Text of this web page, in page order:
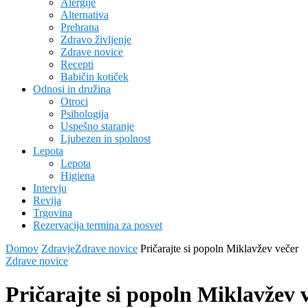
Alergije
Alternativa
Prehrana
Zdravo življenje
Zdrave novice
Recepti
Babičin kotiček
Odnosi in družina
Otroci
Psihologija
Uspešno staranje
Ljubezen in spolnost
Lepota
Lepota
Higiena
Intervju
Revija
Trgovina
Rezervacija termina za posvet
Domov ZdravjeZdrave novice Pričarajte si popoln Miklavžev večer
Zdrave novice
Pričarajte si popoln Miklavžev